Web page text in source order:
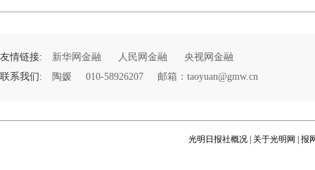
友情链接: 新华网金融 人民网金融
央视网金融
联系我们:
陶媛 010-58926207 邮箱：taoyuan@gmw.cn
光明日报社概况 关于光明网 报